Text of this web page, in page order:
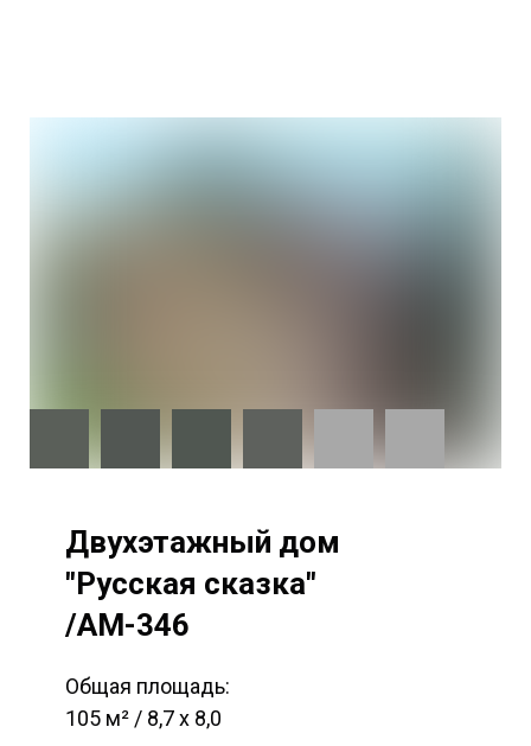
Двухэтажный дом
"Русская сказка"
/AM-346
Общая площадь:
105 м² / 8,7 х 8,0